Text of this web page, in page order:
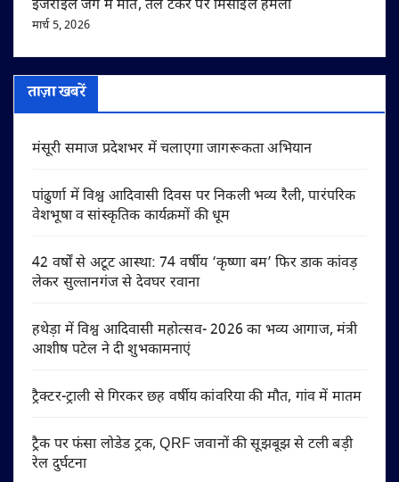
इजराइल जंग में मौत, तेल टैंकर पर मिसाइल हमला
मार्च 5, 2026
ताज़ा खबरें
मंसूरी समाज प्रदेशभर में चलाएगा जागरूकता अभियान
पांढुर्णा में विश्व आदिवासी दिवस पर निकली भव्य रैली, पारंपरिक
वेशभूषा व सांस्कृतिक कार्यक्रमों की धूम
42 वर्षों से अटूट आस्था: 74 वर्षीय ‘कृष्णा बम’ फिर डाक कांवड़
लेकर सुल्तानगंज से देवघर रवाना
हथेड़ा में विश्व आदिवासी महोत्सव- 2026 का भव्य आगाज, मंत्री
आशीष पटेल ने दी शुभकामनाएं
ट्रैक्टर-ट्राली से गिरकर छह वर्षीय कांवरिया की मौत, गांव में मातम
ट्रैक पर फंसा लोडेड ट्रक, QRF जवानों की सूझबूझ से टली बड़ी
रेल दुर्घटना